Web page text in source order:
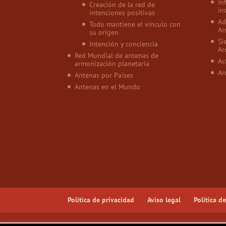
Creación de la red de
intenciones positivas
Todo mantiene el vínculo con
su origen
Intención y conciencia
Red Mundial de antenas de
armonización planetaria
Antenas por Países
Antenas en el Mundo
Política de privacidad Aviso legal Política